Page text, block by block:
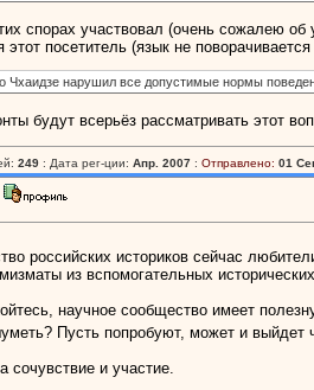
спорах участвовал (очень сожалею
этот посетитель (язык не
Чхаидзе нарушил все допустимые нормы
будут всерьёз рассматривать этот
249: Дата рег-ции: Апр. 2007: Отправлено: 01
российских историков сейчас
из вспомогательных
научное сообщество имеет
Пусть попробуют, может и
сочувствие и участие.